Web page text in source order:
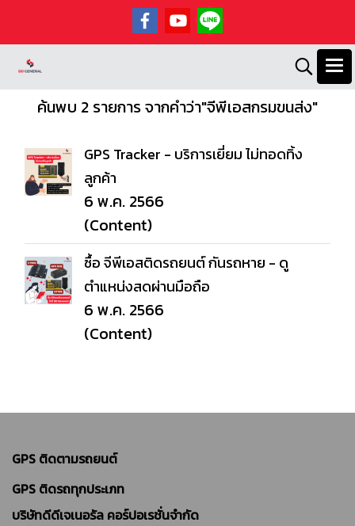
ค้นพบ 2 รายการ จากคำว่า"จีพีเอสกรมขนส่ง"
GPS Tracker - บริการเยี่ยม ไม่ทอดทิ้ง
ลูกค้า
6 พ.ค. 2566
(Content)
ซื้อ จีพีเอสติดรถยนต์ กันรถหาย - ดู
ตำแหน่งสดผ่านมือถือ
6 พ.ค. 2566
(Content)
GPS ติดตามรถยนต์
GPS ติดรถทุกประเภท
บริษัทดีดีเจเนอรัล คอร์ปอเรชั่นจำกัด